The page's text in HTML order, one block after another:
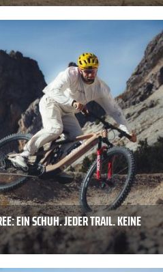
EIN SCHUH. JEDER TRAIL. KEINE